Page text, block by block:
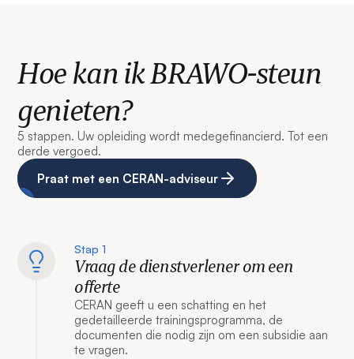
Hoe kan ik BRAWO-steun
genieten?
5 stappen. Uw opleiding wordt medegefinancierd. Tot een
derde vergoed.
Praat met een CERAN-adviseur
Stap 1
Vraag de dienstverlener om een
offerte
CERAN geeft u een schatting en het
gedetailleerde trainingsprogramma, de
documenten die nodig zijn om een subsidie aan
te vragen.